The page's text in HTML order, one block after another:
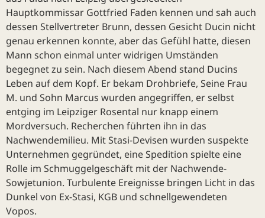
Hauptkommissar Gottfried Faden kennen und sah auch
dessen Stellvertreter Brunn, dessen Gesicht Ducin nicht
genau erkennen konnte, aber das Gefühl hatte, diesen
Mann schon einmal unter widrigen Umständen
begegnet zu sein. Nach diesem Abend stand Ducins
Leben auf dem Kopf. Er bekam Drohbriefe, Seine Frau
M. und Sohn Marcus wurden angegriffen, er selbst
entging im Leipziger Rosental nur knapp einem
Mordversuch. Recherchen führten ihn in das
Nachwende­milieu. Mit Stasi-Devisen wurden suspekte
Unternehmen gegründet, eine Spedition spielte eine
Rolle im Schmuggelgeschäft mit der Nachwende-
Sowjetunion. Turbulente Ereignisse bringen Licht in das
Dunkel von Ex-Stasi, KGB und schnellgewendeten
Vopos.